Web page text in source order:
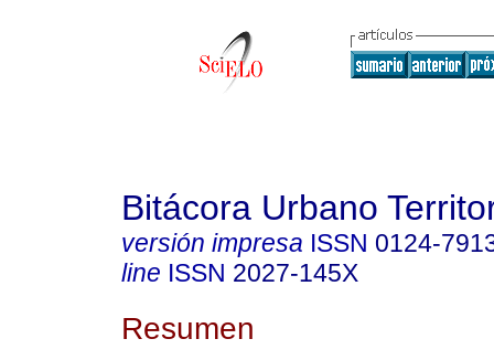
Bitácora Urbano
versión impresa ISSN 0124-
line ISSN 2027-145X
Resumen